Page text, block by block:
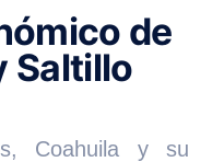
de
Saltillo
Coahuila y su